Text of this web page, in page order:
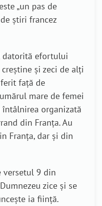
„un pas de
știri francez
datorită efortului
și zeci de alți
față de
mare de femei
organizată
din Franța. Au
Franța, dar și din
versetul 9 din
zice și se
ia ființă.